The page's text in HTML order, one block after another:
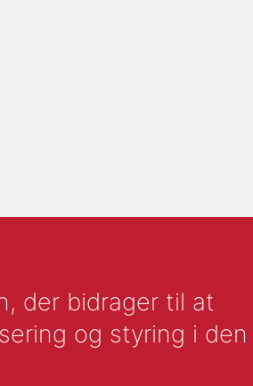
der bidrager til at
og styring i den